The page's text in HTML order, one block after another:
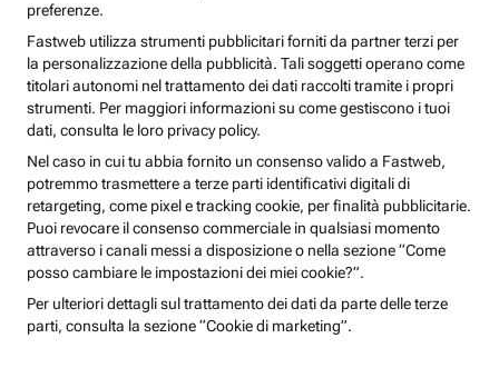
preferenze.
Fastweb utilizza strumenti pubblicitari forniti da partner terzi per
la personalizzazione della pubblicità. Tali soggetti operano come
titolari autonomi nel trattamento dei dati raccolti tramite i propri
strumenti. Per maggiori informazioni su come gestiscono i tuoi
dati, consulta le loro privacy policy.
Nel caso in cui tu abbia fornito un consenso valido a Fastweb,
potremmo trasmettere a terze parti identificativi digitali di
retargeting, come pixel e tracking cookie, per finalità pubblicitarie.
Puoi revocare il consenso commerciale in qualsiasi momento
attraverso i canali messi a disposizione o nella sezione “Come
posso cambiare le impostazioni dei miei cookie?”.
Per ulteriori dettagli sul trattamento dei dati da parte delle terze
parti, consulta la sezione “Cookie di marketing”.